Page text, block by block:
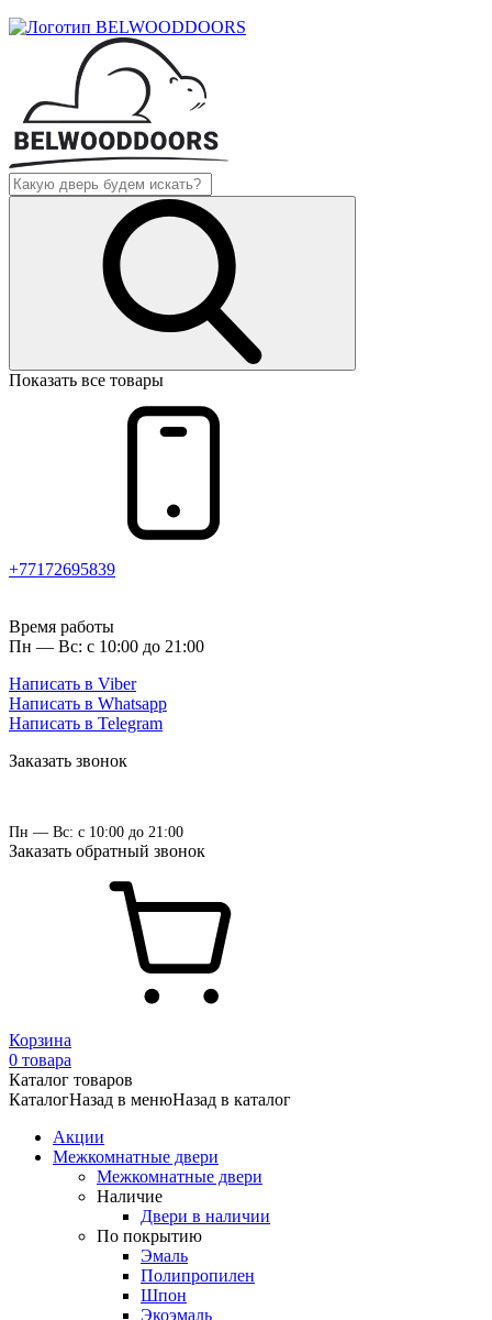
Показать все товары
+77172695839
Время работы
Пн — Вс: с 10:00 до 21:00
Написать в Viber
Написать в Whatsapp
Написать в Telegram
Заказать звонок
Пн — Вс: с 10:00 до 21:00
Заказать обратный звонок
Корзина
0 товара
Каталог товаров
КаталогНазад в менюНазад в каталог
Акции
Межкомнатные двери
Межкомнатные двери
Наличие
Двери в наличии
По покрытию
Эмаль
Полипропилен
Шпон
Экоэмаль